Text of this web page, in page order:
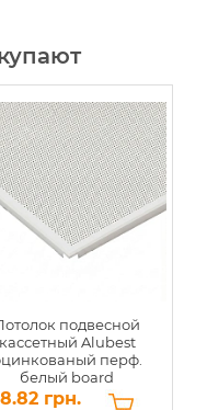
подвесной
кассетный Alubest
перф.
белый board
600х600мм
грн.